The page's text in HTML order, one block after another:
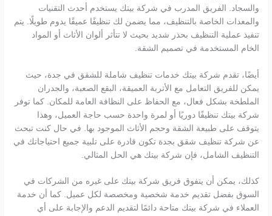
والسجاد. الفريق المدرب في شركة بيتك يستخدم أحدث التقنيات
والمعدات الخاصة بالتنظيف، مما يضمن لك تنظيفًا عميقًا يدوم طويلًا. يتم
تنفيذ عملية التنظيف بحذر شديد بحيث لا تتأثر ألوان الأثاث أو المواد
الخام المستخدمة في تصميم الشقة.
أيضًا، تقدم شركة بيتك خدمات تنظيف شاملة للشقق في جدة، حيث
يمكن للفريق التعامل مع الأتربة العميقة، البقع الصعبة، والجدران
الملطخة بشكل فعال، مع الحفاظ على النظافة العامة للمكان. كما توفر
شركة بيتك تنظيفًا دوريًا أو لمرة واحدة حسب حاجة العميل، وهذا
يتوقف على طبيعة الشقة وحجم الأثاث الموجود بها. في حال كنت تبحث
عن شركة تنظيف شقق بجدة تكون قادرة على تلبية جميع احتياجاتك في
التنظيف الشامل، فإن شركة بيتك هي الحل المثالي.
كذلك، يمكن أن يتفوق فريق شركة بيتك على غيره من الشركات في
السوق بفضل تقديم خدمة شخصية ومخصصة لكل عميل. كما أن خدمة
العملاء في شركة بيتك متاحة دائمًا لتقديم الدعم والإجابة على أي